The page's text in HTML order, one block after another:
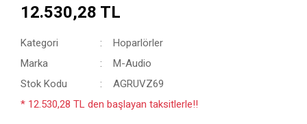
12.530,28 TL
Kategori
Hoparlörler
Marka
M-Audio
Stok Kodu
AGRUVZ69
* 12.530,28 TL den başlayan taksitlerle!!